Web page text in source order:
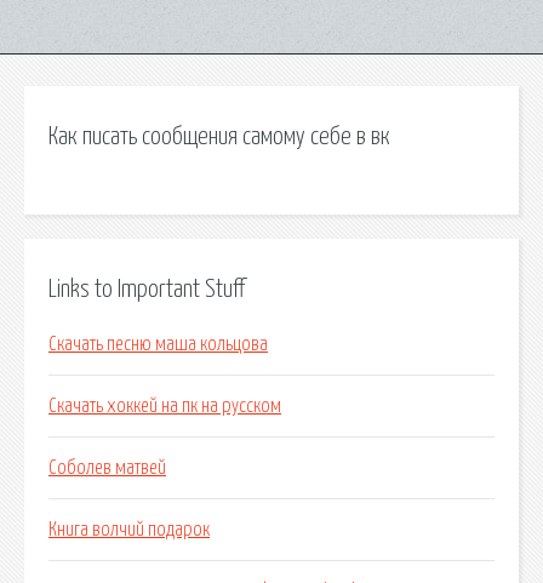
Как писать сообщения самому себе в вк
Links to Important Stuff
Скачать песню маша кольцова
Скачать хоккей на пк на русском
Соболев матвей
Книга волчий подарок